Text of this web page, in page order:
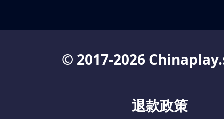
© 2017-2026
退款政策